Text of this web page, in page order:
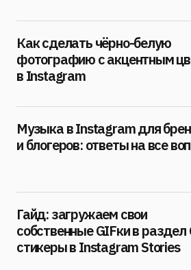
Как сделать чёрно-белую
фотографию с акцентным
в Instagram
Музыка в Instagram для
и блогеров: ответы на все
Гайд: загружаем свои
собственные GIFки в раздел
стикеры в Instagram Stories